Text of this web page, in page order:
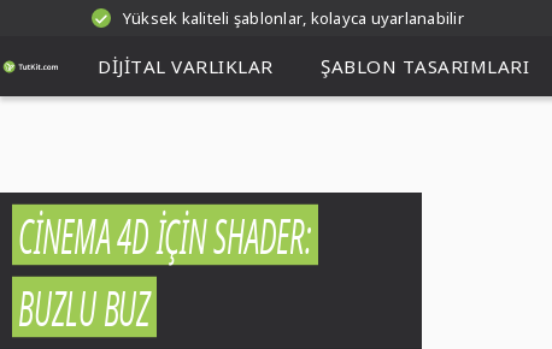
Yüksek kaliteli şablonlar, kolayca uyarlanabilir
DIJITAL VARLIKLAR ŞABLON TASARIMLARI
CINEMA 4D İÇIN SHADER:
BUZLU BUZ